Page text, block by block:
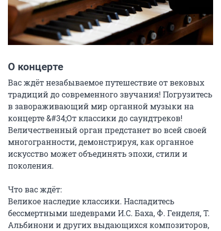
О концерте
Вас ждёт незабываемое путешествие от вековых
традиций до современного звучания! Погрузитесь
в завораживающий мир органной музыки на
концерте &#34;От классики до саундтреков!
Величественный орган предстанет во всей своей
многогранности, демонстрируя, как органное
искусство может объединять эпохи, стили и
поколения.
Что вас ждёт:
Великое наследие классики. Насладитесь
бессмертными шедеврами И.С. Баха, Ф. Генделя, Т.
Альбинони и других выдающихся композиторов,